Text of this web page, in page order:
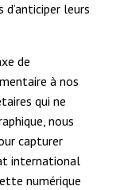
leurs
de
à nos
qui ne
nous
capturer
international
numérique